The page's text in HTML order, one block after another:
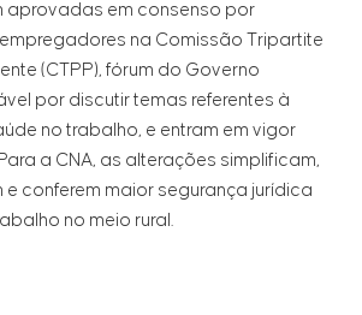
aprovadas em consenso por
na Comissão Tripartite
(CTPP), fórum do Governo
por discutir temas referentes à
no trabalho, e entram em vigor
a CNA, as alterações simplificam,
conferem maior segurança jurídica
no meio rural.